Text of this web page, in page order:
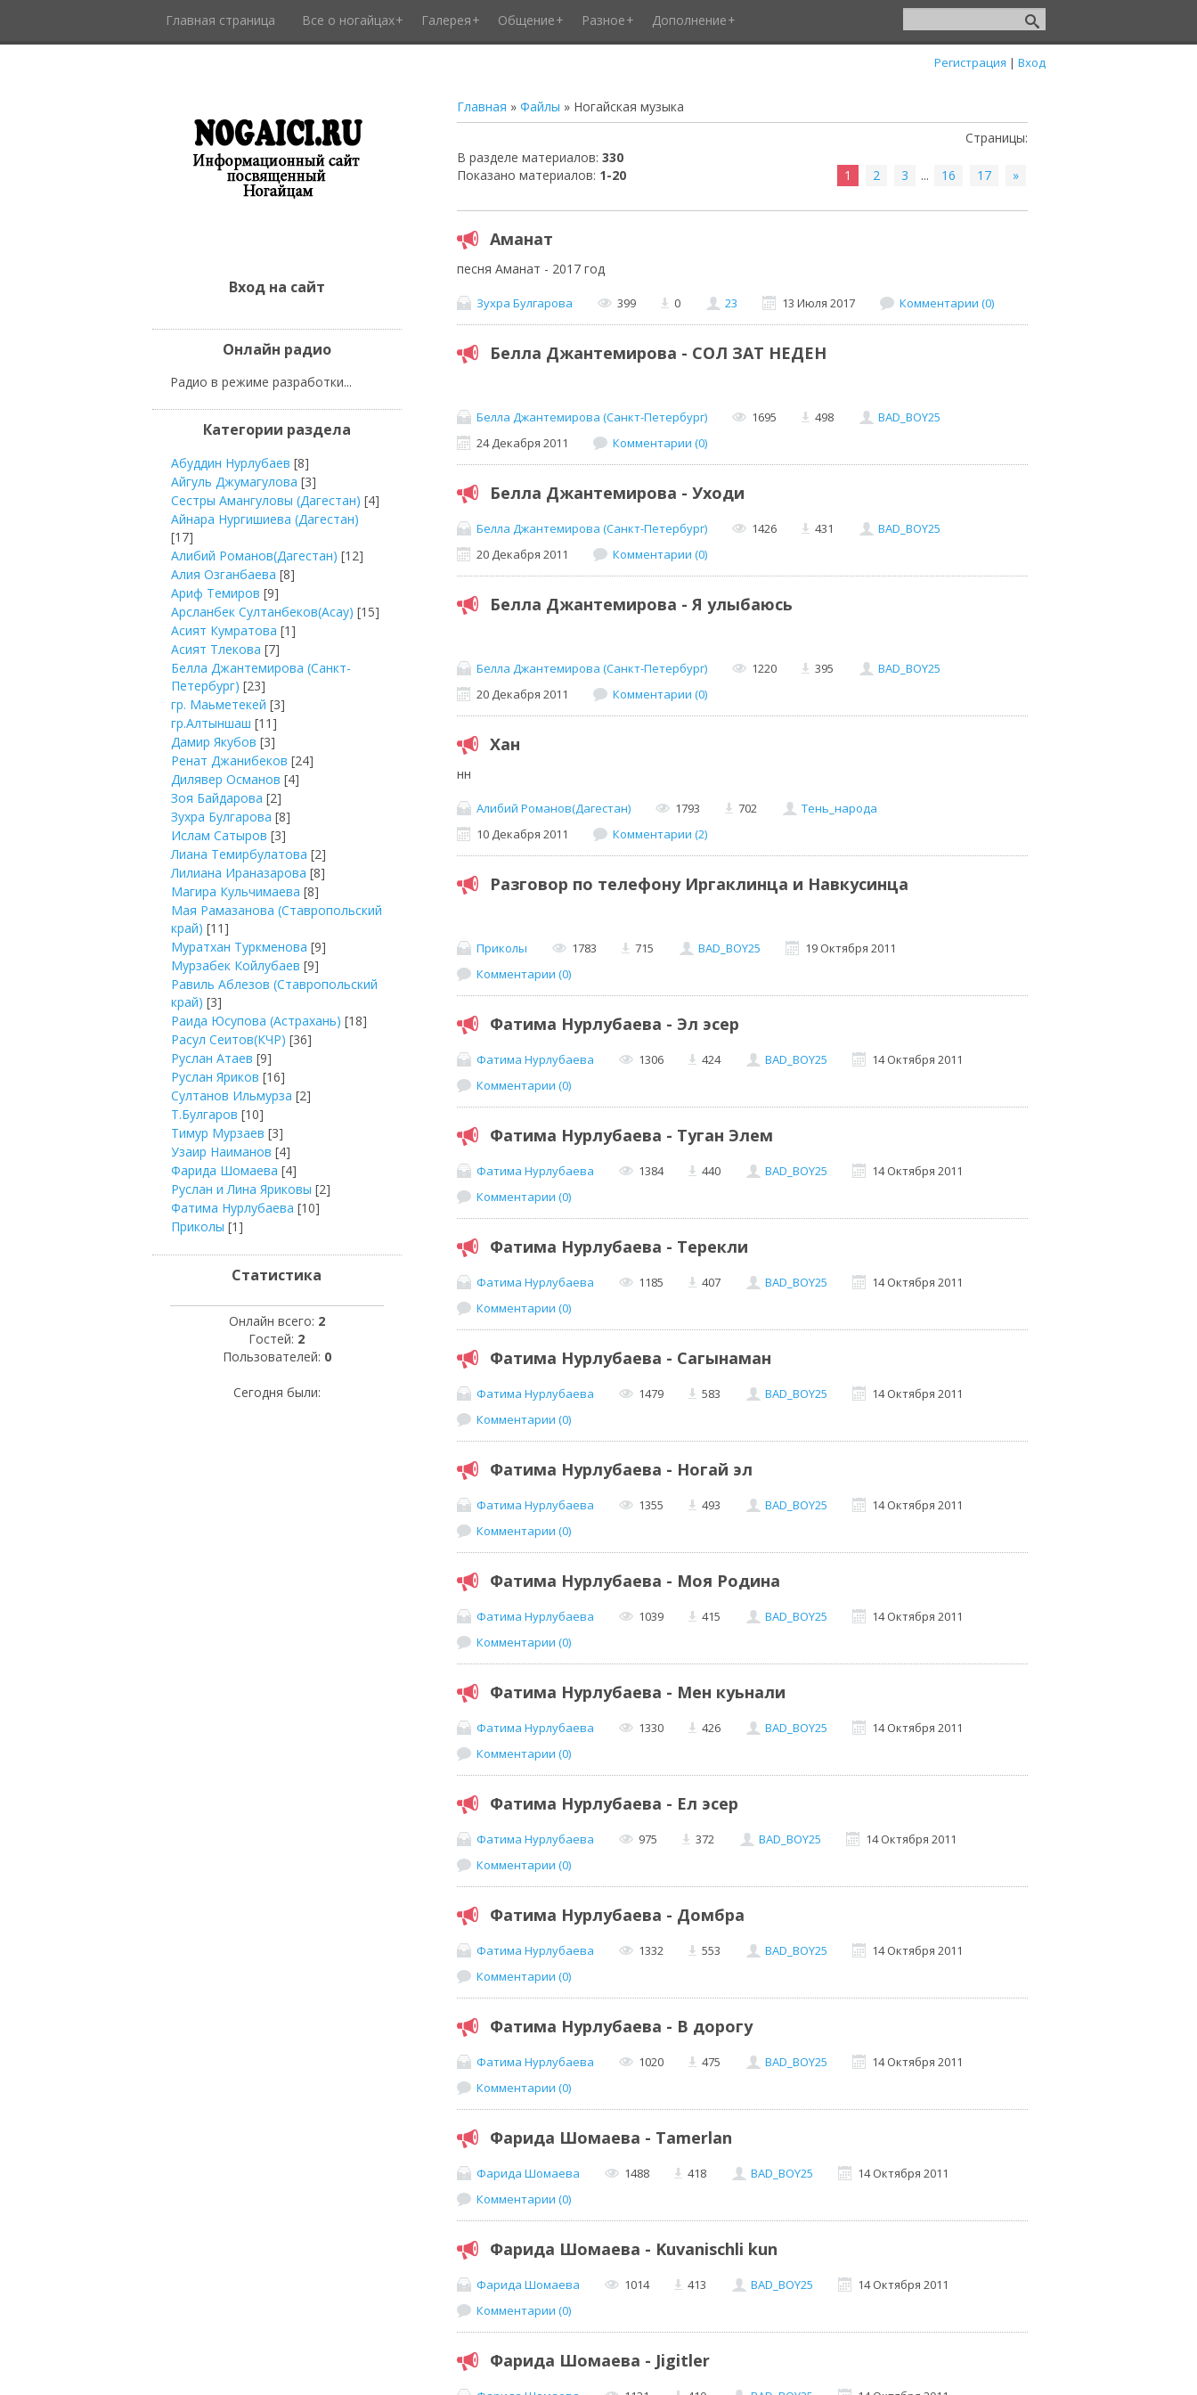
Главная страница Все о ногайцах Галерея Общение Разное Дополнение
Регистрация | Вход
Главная » Файлы » Ногайская музыка
В разделе материалов: 330
Показано материалов: 1-20
Страницы:
1 2 3 ... 16 17 »
Аманат
песня Аманат - 2017 год
Зухра Булгарова 399 0 23 13 Июля 2017 Комментарии (0)
Белла Джантемирова - СОЛ ЗАТ НЕДЕН
Белла Джантемирова (Санкт-Петербург) 1695 498
BAD_BOY25
24 Декабря 2011
Комментарии (0)
Белла Джантемирова - Уходи
Белла Джантемирова (Санкт-Петербург) 1426 431
BAD_BOY25
20 Декабря 2011
Комментарии (0)
Белла Джантемирова - Я улыбаюсь
Белла Джантемирова (Санкт-Петербург) 1220 395
BAD_BOY25
20 Декабря 2011
Комментарии (0)
Хан
нн
Алибий Романов(Дагестан) 1793 702
Тень_народа
10 Декабря 2011
Комментарии (2)
Разговор по телефону Иргаклинца и Навкусинца
Приколы 1783 715 BAD_BOY25
19 Октября 2011
Комментарии (0)
Фатима Нурлубаева - Эл эсер
Фатима Нурлубаева 1306 424 BAD_BOY25
14 Октября 2011
Комментарии (0)
Фатима Нурлубаева - Туган Элем
Фатима Нурлубаева 1384 440 BAD_BOY25
14 Октября 2011
Комментарии (0)
Фатима Нурлубаева - Терекли
Фатима Нурлубаева 1185 407 BAD_BOY25
14 Октября 2011
Комментарии (0)
Фатима Нурлубаева - Сагынаман
Фатима Нурлубаева 1479 583 BAD_BOY25
14 Октября 2011
Комментарии (0)
Фатима Нурлубаева - Ногай эл
Фатима Нурлубаева 1355 493 BAD_BOY25
14 Октября 2011
Комментарии (0)
Фатима Нурлубаева - Моя Родина
Фатима Нурлубаева 1039 415 BAD_BOY25
14 Октября 2011
Комментарии (0)
Фатима Нурлубаева - Мен куьнали
Фатима Нурлубаева 1330 426 BAD_BOY25
14 Октября 2011
Комментарии (0)
Фатима Нурлубаева - Ел эсер
Фатима Нурлубаева 975 372 BAD_BOY25
14 Октября 2011
Комментарии (0)
Фатима Нурлубаева - Домбра
Фатима Нурлубаева 1332 553 BAD_BOY25
14 Октября 2011
Комментарии (0)
Фатима Нурлубаева - В дорогу
Фатима Нурлубаева 1020 475 BAD_BOY25
14 Октября 2011
Комментарии (0)
Фарида Шомаева - Tamerlan
Фарида Шомаева 1488 418 BAD_BOY25
14 Октября 2011
Комментарии (0)
Фарида Шомаева - Kuvanischli kun
Фарида Шомаева 1014 413 BAD_BOY25
14 Октября 2011
Комментарии (0)
Фарида Шомаева - Jigitler
Вход на сайт
Онлайн радио
Радио в режиме разработки...
Категории раздела
Абуддин Нурлубаев [8]
Айгуль Джумагулова [3]
Сестры Амангуловы (Дагестан) [4]
Айнара Нургишиева (Дагестан)
[17]
Алибий Романов(Дагестан) [12]
Алия Озганбаева [8]
Ариф Темиров [9]
Арсланбек Султанбеков(Асау) [15]
Асият Кумратова [1]
Асият Тлекова [7]
Белла Джантемирова (Санкт-
Петербург) [23]
гр. Маьметекей [3]
гр.Алтыншаш [11]
Дамир Якубов [3]
Ренат Джанибеков [24]
Дилявер Османов [4]
Зоя Байдарова [2]
Зухра Булгарова [8]
Ислам Сатыров [3]
Лиана Темирбулатова [2]
Лилиана Ираназарова [8]
Магира Кульчимаева [8]
Мая Рамазанова (Ставропольский
край) [11]
Муратхан Туркменова [9]
Мурзабек Койлубаев [9]
Равиль Аблезов (Ставропольский
край) [3]
Раида Юсупова (Астрахань) [18]
Расул Сеитов(КЧР) [36]
Руслан Атаев [9]
Руслан Яриков [16]
Султанов Ильмурза [2]
Т.Булгаров [10]
Тимур Мурзаев [3]
Узаир Наиманов [4]
Фарида Шомаева [4]
Руслан и Лина Яриковы [2]
Фатима Нурлубаева [10]
Приколы [1]
Статистика
Онлайн всего: 2
Гостей: 2
Пользователей: 0
Сегодня были: